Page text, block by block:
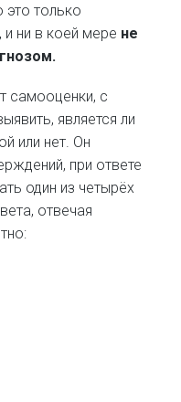
это только
и ни в коей мере не
самооценки, с
является ли
или нет. Он
при ответе
один из четырёх
отвечая